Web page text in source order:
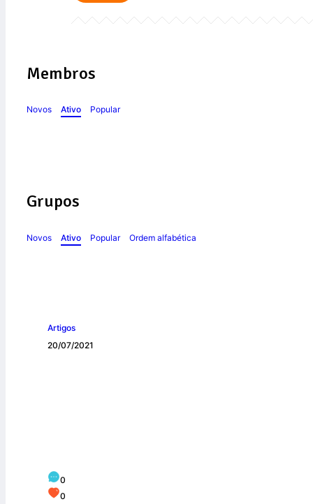
Membros
Novos Ativo Popular
Grupos
Novos Ativo Popular Ordem alfabética
Artigos
20/07/2021
0
0